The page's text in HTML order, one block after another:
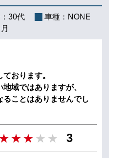
30代 車種： NONE
おります。
域ではありますが、
ることはありませんでし
3